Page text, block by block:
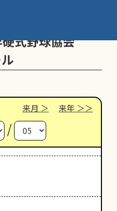
硬式野球協会
来月 来年
/